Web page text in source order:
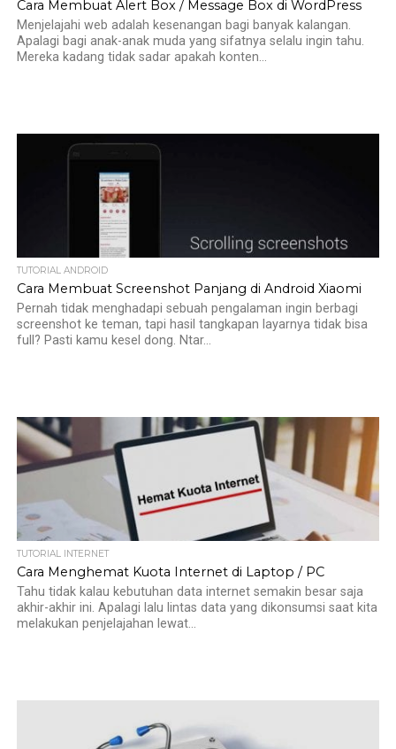
Cara Membuat Alert Box / Message Box di WordPress
Menjelajahi web adalah kesenangan bagi banyak kalangan.
Apalagi bagi anak-anak muda yang sifatnya selalu ingin tahu.
Mereka kadang tidak sadar apakah konten...
TUTORIAL ANDROID
Cara Membuat Screenshot Panjang di Android Xiaomi
Pernah tidak menghadapi sebuah pengalaman ingin berbagi
screenshot ke teman, tapi hasil tangkapan layarnya tidak bisa
full? Pasti kamu kesel dong. Ntar...
TUTORIAL INTERNET
Cara Menghemat Kuota Internet di Laptop / PC
Tahu tidak kalau kebutuhan data internet semakin besar saja
akhir-akhir ini. Apalagi lalu lintas data yang dikonsumsi saat kita
melakukan penjelajahan lewat...